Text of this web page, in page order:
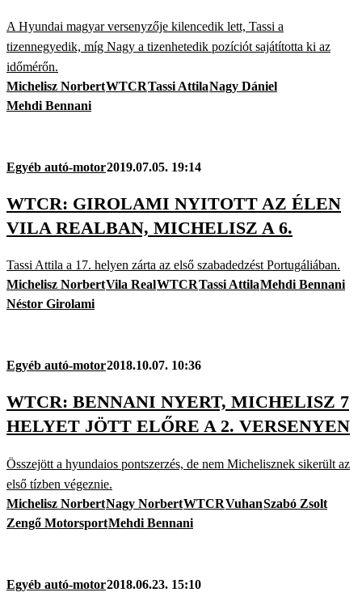
A Hyundai magyar versenyzője kilencedik lett, Tassi a
tizennegyedik, míg Nagy a tizenhetedik pozíciót sajátította ki az
időmérőn.
Michelisz NorbertWTCRTassi AttilaNagy Dániel
Mehdi Bennani
Egyéb autó-motor2019.07.05. 19:14
WTCR: GIROLAMI NYITOTT AZ ÉLEN
VILA REALBAN, MICHELISZ A 6.
Tassi Attila a 17. helyen zárta az első szabadedzést Portugáliában.
Michelisz NorbertVila RealWTCRTassi AttilaMehdi Bennani
Néstor Girolami
Egyéb autó-motor2018.10.07. 10:36
WTCR: BENNANI NYERT, MICHELISZ 7
HELYET JÖTT ELŐRE A 2. VERSENYEN
Összejött a hyundaios pontszerzés, de nem Michelisznek sikerült az
első tízben végeznie.
Michelisz NorbertNagy NorbertWTCRVuhanSzabó Zsolt
Zengő MotorsportMehdi Bennani
Egyéb autó-motor2018.06.23. 15:10